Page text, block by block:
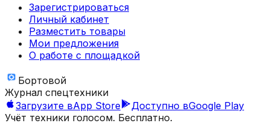
Зарегистрироваться
Личный кабинет
Разместить товары
Мои предложения
О работе с площадкой
Бортовой
Журнал спецтехники
Загрузите вApp Store Доступно вGoogle Play
Учёт техники голосом. Бесплатно.